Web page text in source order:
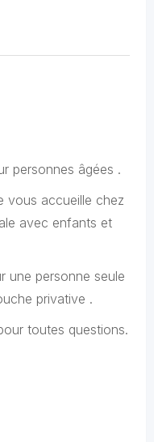
personnes âgées .
vous accueille chez
avec enfants et
une personne seule
privative .
toutes questions.